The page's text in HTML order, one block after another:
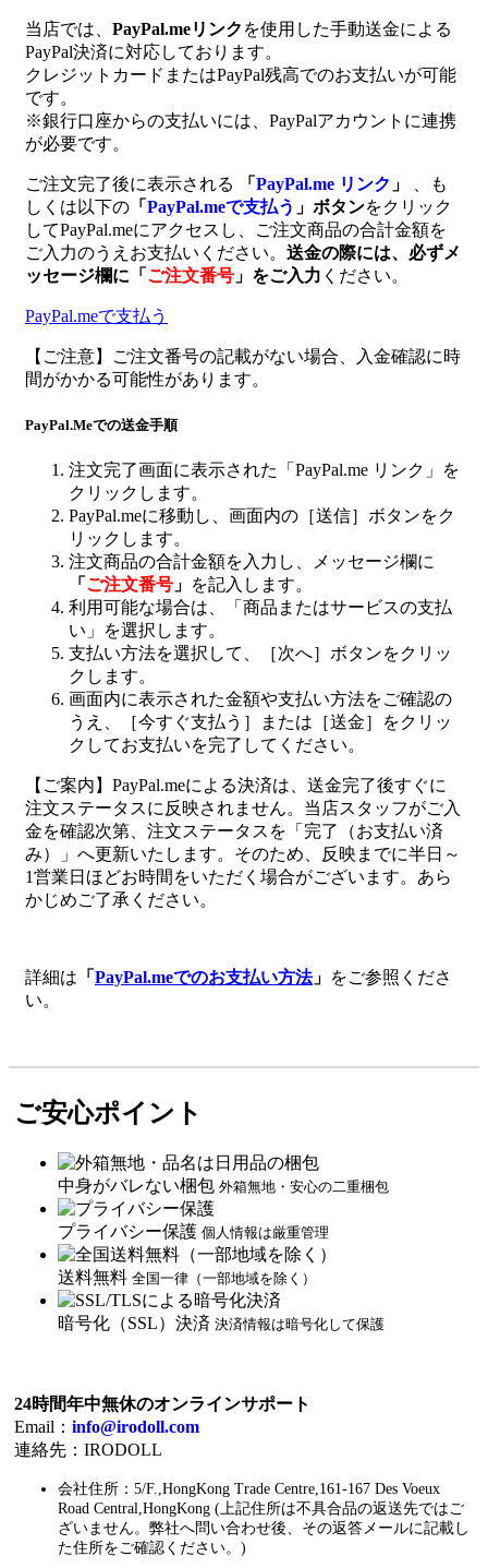
当店では、 PayPal.meリンク を使用した手動送金による
PayPal決済に対応しております。
クレジットカードまたはPayPal残高でのお支払いが可能
です。
※銀行口座からの支払いには、PayPalアカウントに連携
が必要です。
ご注文完了後に表示される 「 PayPal.me リンク 」
、も
しくは以下の 「 PayPal.meで支払う 」ボタンをクリック
してPayPal.meにアクセスし、ご注文商品の合計金額を
ご入力のうえお支払いください。 送金の際には、必ずメ
ッセージ欄に 「 ご注文番号 」 をご入力 ください。
PayPal.meで支払う
【ご注意】ご注文番号の記載がない場合、入金確認に時
間がかかる可能性があります。
PayPal.Meでの送金手順
注文完了画面に表示された「PayPal.me リンク」を
クリックします。
PayPal.meに移動し、画面内の［送信］ボタンをク
リックします。
注文商品の合計金額を入力し、メッセージ欄に
「 ご注文番号 」 を記入します。
利用可能な場合は、「商品またはサービスの支払
い」を選択します。
支払い方法を選択して、［次へ］ボタンをクリッ
クします。
画面内に表示された金額や支払い方法をご確認の
うえ、［今すぐ支払う］または［送金］をクリッ
クしてお支払いを完了してください。
【ご案内】PayPal.meによる決済は、送金完了後すぐに
注文ステータスに反映されません。当店スタッフがご入
金を確認次第、注文ステータスを「完了（お支払い済
み）」へ更新いたします。そのため、反映までに半日～
1営業日ほどお時間をいただく場合がございます。あら
かじめご了承ください。
詳細は 「 PayPal.meでのお支払い方法」 をご参照くださ
い。
ご安心ポイント
中身がバレない梱包 外箱無地・安心の二重梱包
プライバシー保護 個人情報は厳重管理
送料無料 全国一律（一部地域を除く）
暗号化（SSL）決済 決済情報は暗号化して保護
24時間年中無休のオンラインサポート
Email： info@irodoll.com
連絡先：IRODOLL
会社住所：5/F.,HongKong Trade Centre,161-167 Des Voeux
Road Central,HongKong (上記住所は不具合品の返送先ではご
ざいません。弊社へ問い合わせ後、その返答メールに記載し
た住所をご確認ください。)